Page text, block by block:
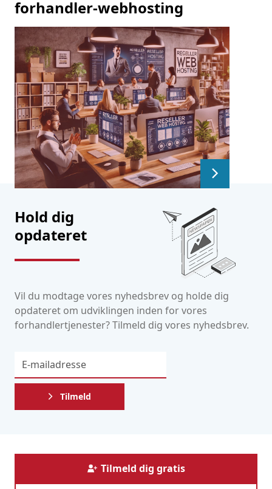
forhandler-webhosting
Hold dig
opdateret
Vil du modtage vores nyhedsbrev og holde dig
opdateret om udviklingen inden for vores
forhandlertjenester? Tilmeld dig vores nyhedsbrev.
Tilmeld
Tilmeld dig gratis